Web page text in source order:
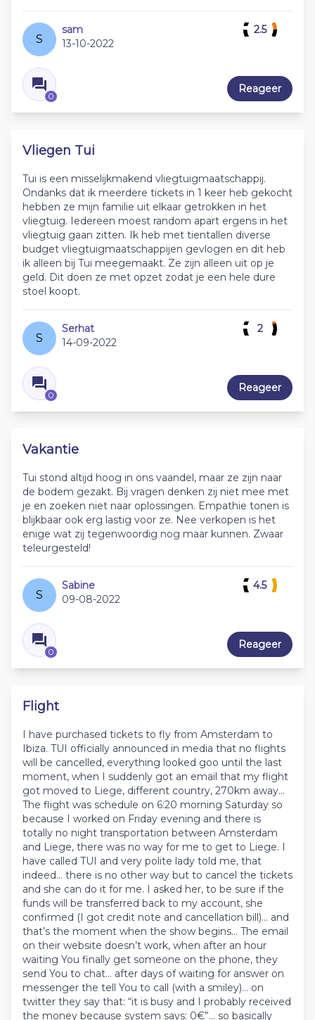
S
sam
13-10-2022
0
2.5
Reageer
Vliegen Tui
Tui is een misselijkmakend vliegtuigmaatschappij.
Ondanks dat ik meerdere tickets in 1 keer heb gekocht
hebben ze mijn familie uit elkaar getrokken in het
vliegtuig. Iedereen moest random apart ergens in het
vliegtuig gaan zitten. Ik heb met tientallen diverse
budget vliegtuigmaatschappijen gevlogen en dit heb
ik alleen bij Tui meegemaakt. Ze zijn alleen uit op je
geld. Dit doen ze met opzet zodat je een hele dure
stoel koopt.
S
Serhat
14-09-2022
0
2
Reageer
Vakantie
Tui stond altijd hoog in ons vaandel, maar ze zijn naar
de bodem gezakt. Bij vragen denken zij niet mee met
je en zoeken niet naar oplossingen. Empathie tonen is
blijkbaar ook erg lastig voor ze. Nee verkopen is het
enige wat zij tegenwoordig nog maar kunnen. Zwaar
teleurgesteld!
S
Sabine
09-08-2022
0
4.5
Reageer
Flight
I have purchased tickets to fly from Amsterdam to
Ibiza. TUI officially announced in media that no flights
will be cancelled, everything looked goo until the last
moment, when I suddenly got an email that my flight
got moved to Liege, different country, 270km away…
The flight was schedule on 6:20 morning Saturday so
because I worked on Friday evening and there is
totally no night transportation between Amsterdam
and Liege, there was no way for me to get to Liege. I
have called TUI and very polite lady told me, that
indeed… there is no other way but to cancel the tickets
and she can do it for me. I asked her, to be sure if the
funds will be transferred back to my account, she
confirmed (I got credit note and cancellation bill)… and
that’s the moment when the show begins… The email
on their website doesn’t work, when after an hour
waiting You finally get someone on the phone, they
send You to chat… after days of waiting for answer on
messenger the tell You to call (with a smiley)… on
twitter they say that: “it is busy and I probably received
the money because system says: 0€”… so basically